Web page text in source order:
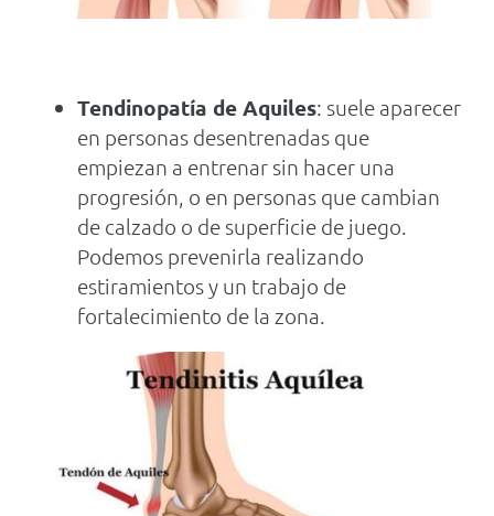
Tendinopatía de Aquiles: suele aparecer
en personas desentrenadas que
empiezan a entrenar sin hacer una
progresión, o en personas que cambian
de calzado o de superficie de juego.
Podemos prevenirla realizando
estiramientos y un trabajo de
fortalecimiento de la zona.